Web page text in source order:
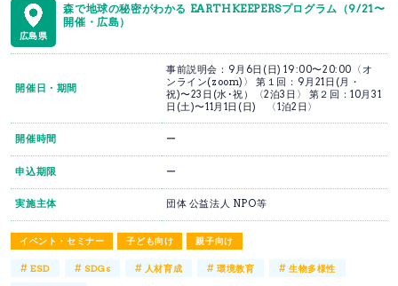
広島県
森で地球の秘密がわかる EARTHKEEPERSプログラム（9/21〜
開催・広島）
イベント・セミナー 子ども向け 親子向け
開催日・期間
事前説明会：9月6日(日) 19:00〜20:00〈オ
ンライン(zoom)〉 第１回：9月21日(月・
祝)〜23日(水･祝）〈2泊3日〉 第２回：10月31
日(土)〜11月1日(日) 〈1泊2日〉
開催時間 ー
申込期限 ー
実施主体 団体 公益法人 NPO等
#ESD # SDGs # 人材育成 # 環境教育 #生物多様性